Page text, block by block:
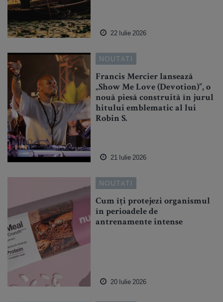
22 Iulie 2026
NOUTATI
Francis Mercier lansează
„Show Me Love (Devotion)”, o
nouă piesă construită în jurul
hitului emblematic al lui
Robin S.
21 Iulie 2026
NOUTATI
Cum îți protejezi organismul
în perioadele de
antrenamente intense
20 Iulie 2026